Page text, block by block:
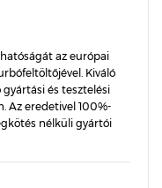
az európai
Kiváló
és tesztelési
Az eredetivel 100%-
nélküli gyártói